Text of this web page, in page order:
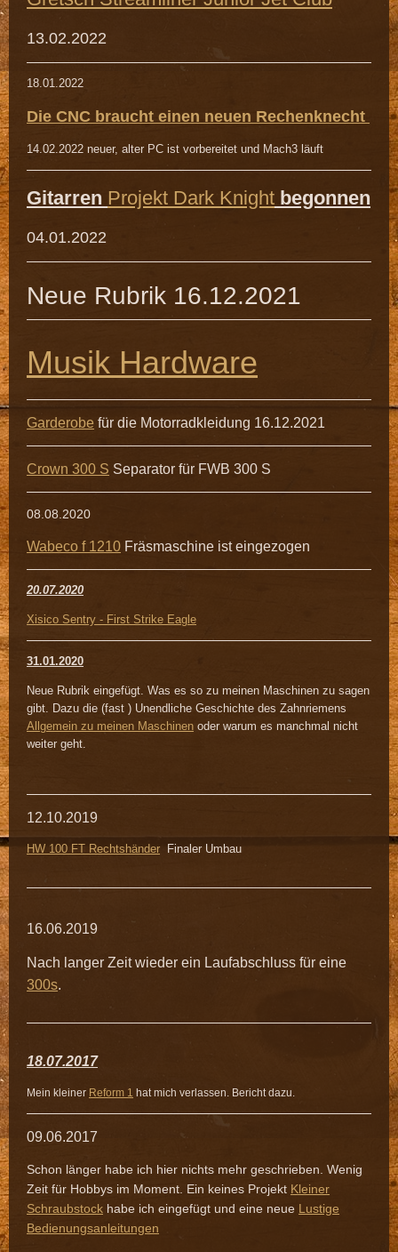
13.02.2022
18.01.2022
Die CNC braucht einen neuen Rechenknecht
14.02.2022 neuer, alter PC ist vorbereitet und Mach3 läuft
Gitarren Projekt Dark Knight begonnen
04.01.2022
Neue Rubrik 16.12.2021
Musik Hardware
Garderobe für die Motorradkleidung 16.12.2021
Crown 300 S Separator für FWB 300 S
08.08.2020
Wabeco f 1210 Fräsmaschine ist eingezogen
20.07.2020
Xisico Sentry - First Strike Eagle
31.01.2020
Neue Rubrik eingefügt. Was es so zu meinen Maschinen zu sagen
gibt. Dazu die (fast ) Unendliche Geschichte des Zahnriemens
Allgemein zu meinen Maschinen oder warum es manchmal nicht
weiter geht.
12.10.2019
HW 100 FT Rechtshänder Finaler Umbau
16.06.2019
Nach langer Zeit wieder ein Laufabschluss für eine
300s.
18.07.2017
Mein kleiner Reform 1 hat mich verlassen. Bericht dazu.
09.06.2017
Schon länger habe ich hier nichts mehr geschrieben. Wenig
Zeit für Hobbys im Moment. Ein keines Projekt Kleiner
Schraubstock habe ich eingefügt und eine neue Lustige
Bedienungsanleitungen